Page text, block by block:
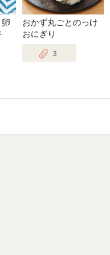
おかず丸ごとのっけ
おにぎり
3